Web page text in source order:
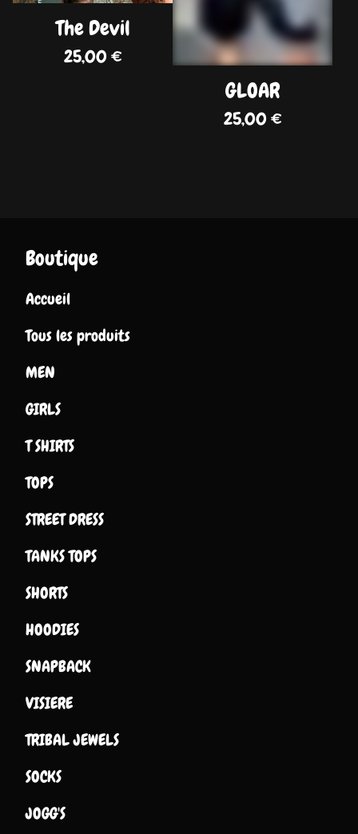
The Devil
25,00€
GLOAR
25,00€
Boutique
Accueil
Tous les produits
MEN
GIRLS
T SHIRTS
TOPS
STREET DRESS
TANKS TOPS
SHORTS
HOODIES
SNAPBACK
VISIERE
TRIBAL JEWELS
SOCKS
JOGG'S